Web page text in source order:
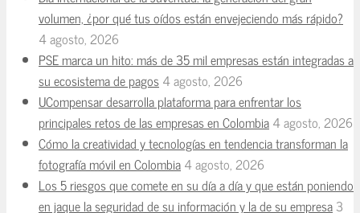
volumen, ¿por qué tus oídos están envejeciendo más rápido?
4 agosto, 2026
PSE marca un hito: más de 35 mil empresas están integradas a
su ecosistema de pagos4 agosto, 2026
UCompensar desarrolla plataforma para enfrentar los
principales retos de las empresas en Colombia4 agosto, 2026
Cómo la creatividad y tecnologías en tendencia transforman la
fotografía móvil en Colombia4 agosto, 2026
Los 5 riesgos que comete en su día a día y que están poniendo
en jaque la seguridad de su información y la de su empresa3